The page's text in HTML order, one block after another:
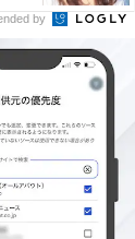
の絶景が
作りの食
by